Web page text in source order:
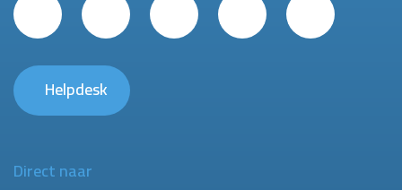
Helpdesk
Direct naar